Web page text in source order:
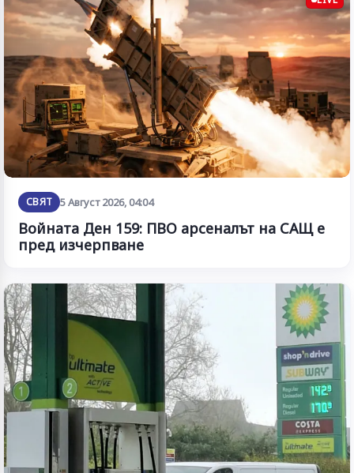
СВЯТ 5 Август 2026, 04:04
Войната Ден 159: ПВО арсеналът на САЩ е
пред изчерпване